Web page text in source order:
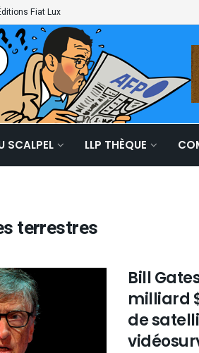
Fiat Lux
SCALPEL LLP THÈQUE
terrestres
Bill
milliard
de